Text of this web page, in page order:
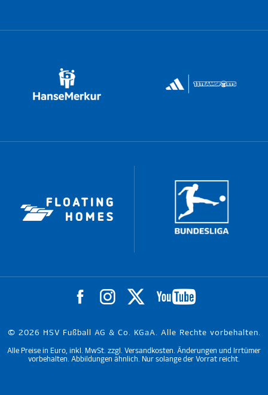
© 2026 HSV Fußball AG & Co. KGaA. Alle Rechte vorbehalten.
Alle Preise in Euro, inkl. MwSt. zzgl. Versandkosten. Änderungen und Irrtümer
vorbehalten. Abbildungen ähnlich. Nur solange der Vorrat reicht.